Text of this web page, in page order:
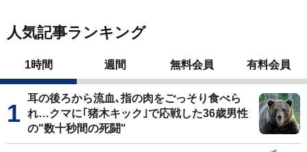
人気記事ランキング
1時間 週間 無料会員 有料会員
耳の後ろから流血､指の肉をごっそり食べら
れ…クマに｢猪木キック｣で応戦した36歳男性
の"数十秒間の死闘"